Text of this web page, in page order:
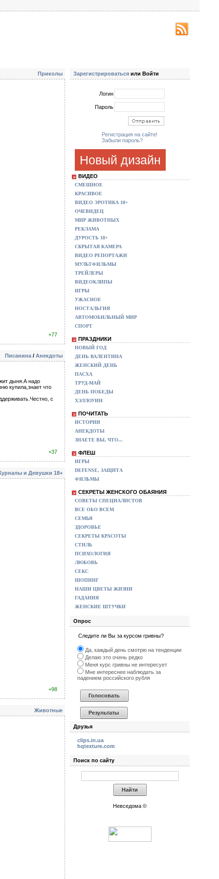
Приколы
+77
Писанина / Анекдоты
дыня.А надо
купила,знает что
с
+37
и Девушки 18+
+98
Животные
Зарегистрироваться или Войти
Логин
Пароль
Регистрация на сайте!
Забыли пароль?
Новый дизайн
ВИДЕО
СМЕШНОЕ
КРАСИВОЕ
ВИДЕО ЭРОТИКА 18+
ОЧЕВИДЕЦ
МИР ЖИВОТНЫХ
РЕКЛАМА
ДУРОСТЬ 18+
СКРЫТАЯ КАМЕРА
ВИДЕО РЕПОРТАЖИ
МУЛЬТФИЛЬМЫ
ТРЕЙЛЕРЫ
ВИДЕОКЛИПЫ
ИГРЫ
УЖАСНОЕ
НОСТАЛЬГИЯ
АВТОМОБИЛЬНЫЙ МИР
СПОРТ
ПРАЗДНИКИ
НОВЫЙ ГОД
ДЕНЬ ВАЛЕНТИНА
ЖЕНСКИЙ ДЕНЬ
ПАСХА
ТРУД-МАЙ
ДЕНЬ ПОБЕДЫ
ХЭЛЛОУИН
ПОЧИТАТЬ
ИСТОРИИ
АНЕКДОТЫ
ЗНАЕТЕ ВЫ, ЧТО...
ФЛЕШ
ИГРЫ
DEFENSE, ЗАЩИТА
ФИЛЬМЫ
СЕКРЕТЫ ЖЕНСКОГО ОБАЯНИЯ
СОВЕТЫ СПЕЦИАЛИСТОВ
ВСЕ ОБО ВСЕМ
СЕМЬЯ
ЗДОРОВЬЕ
СЕКРЕТЫ КРАСОТЫ
СТИЛЬ
ПСИХОЛОГИЯ
ЛЮБОВЬ
СЕКС
ШОПИНГ
НАШИ ЦВЕТЫ ЖИЗНИ
ГАДАНИЯ
ЖЕНСКИЕ ШТУЧКИ
Опрос
Следите ли Вы за курсом гривны?
Да, каждый день смотрю на тенденции
Делаю это очень редко
Меня курс гривны не интересует
Мне интереснее наблюдать за
падением российского рубля
Друзья
clips.in.ua
hqtexture.com
Поиск по сайту
Невседома ©